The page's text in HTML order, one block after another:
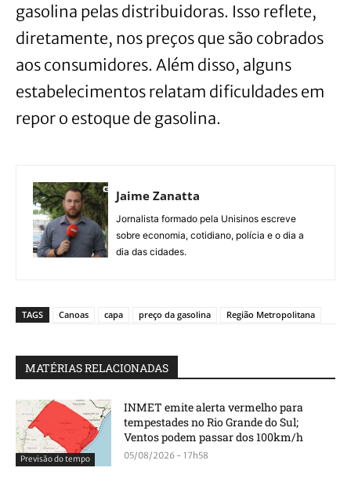
gasolina pelas distribuidoras. Isso reflete,
diretamente, nos preços que são cobrados
aos consumidores. Além disso, alguns
estabelecimentos relatam dificuldades em
repor o estoque de gasolina.
Jaime Zanatta
Jornalista formado pela Unisinos escreve
sobre economia, cotidiano, polícia e o dia a
dia das cidades.
TAGS Canoas capa preço da gasolina Região Metropolitana
MATÉRIAS RELACIONADAS
Previsão do tempo
INMET emite alerta vermelho para
tempestades no Rio Grande do Sul;
Ventos podem passar dos 100km/h
05/08/2026 - 17h58